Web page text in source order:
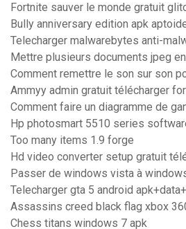
Fortnite sauver le monde gratuit
Bully anniversary edition apk
Telecharger malwarebytes anti-
Mettre plusieurs documents jpeg
Comment remettre le son sur son
Ammyy admin gratuit télécharger
Comment faire un diagramme de
Hp photosmart 5510 series
Too many items 1.9 forge
Hd video converter setup gratuit
Passer de windows vista à
Telecharger gta 5 android
Assassins creed black flag xbox
Chess titans windows 7 apk